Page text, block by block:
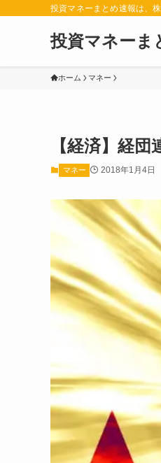
投資マネーまとめ速報は、
投資マネーま
ホーム マネー
【経済】経
マネー 2018年1月4日